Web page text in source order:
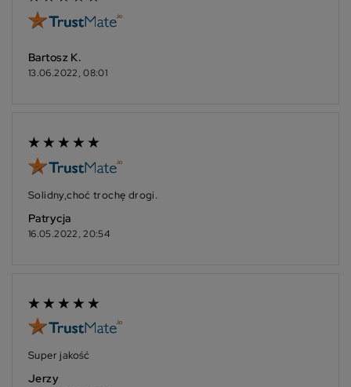
Bartosz K.
13.06.2022, 08:01
Solidny,choć trochę drogi.
Patrycja
16.05.2022, 20:54
Super jakość
Jerzy